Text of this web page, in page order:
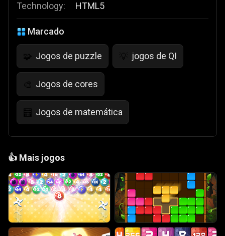
Technology:
HTML5
Marcado
🧩 Jogos de puzzle 💡 jogos de QI
🎨 Jogos de cores
🧮 Jogos de matemática
👍 Mais jogos